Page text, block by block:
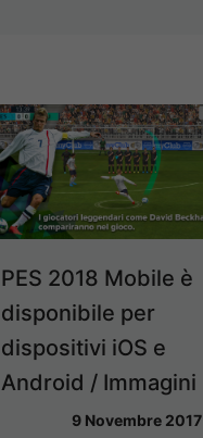
PES 2018 Mobile è
disponibile per
dispositivi iOS e
Android / Immagini
9 Novembre 2017